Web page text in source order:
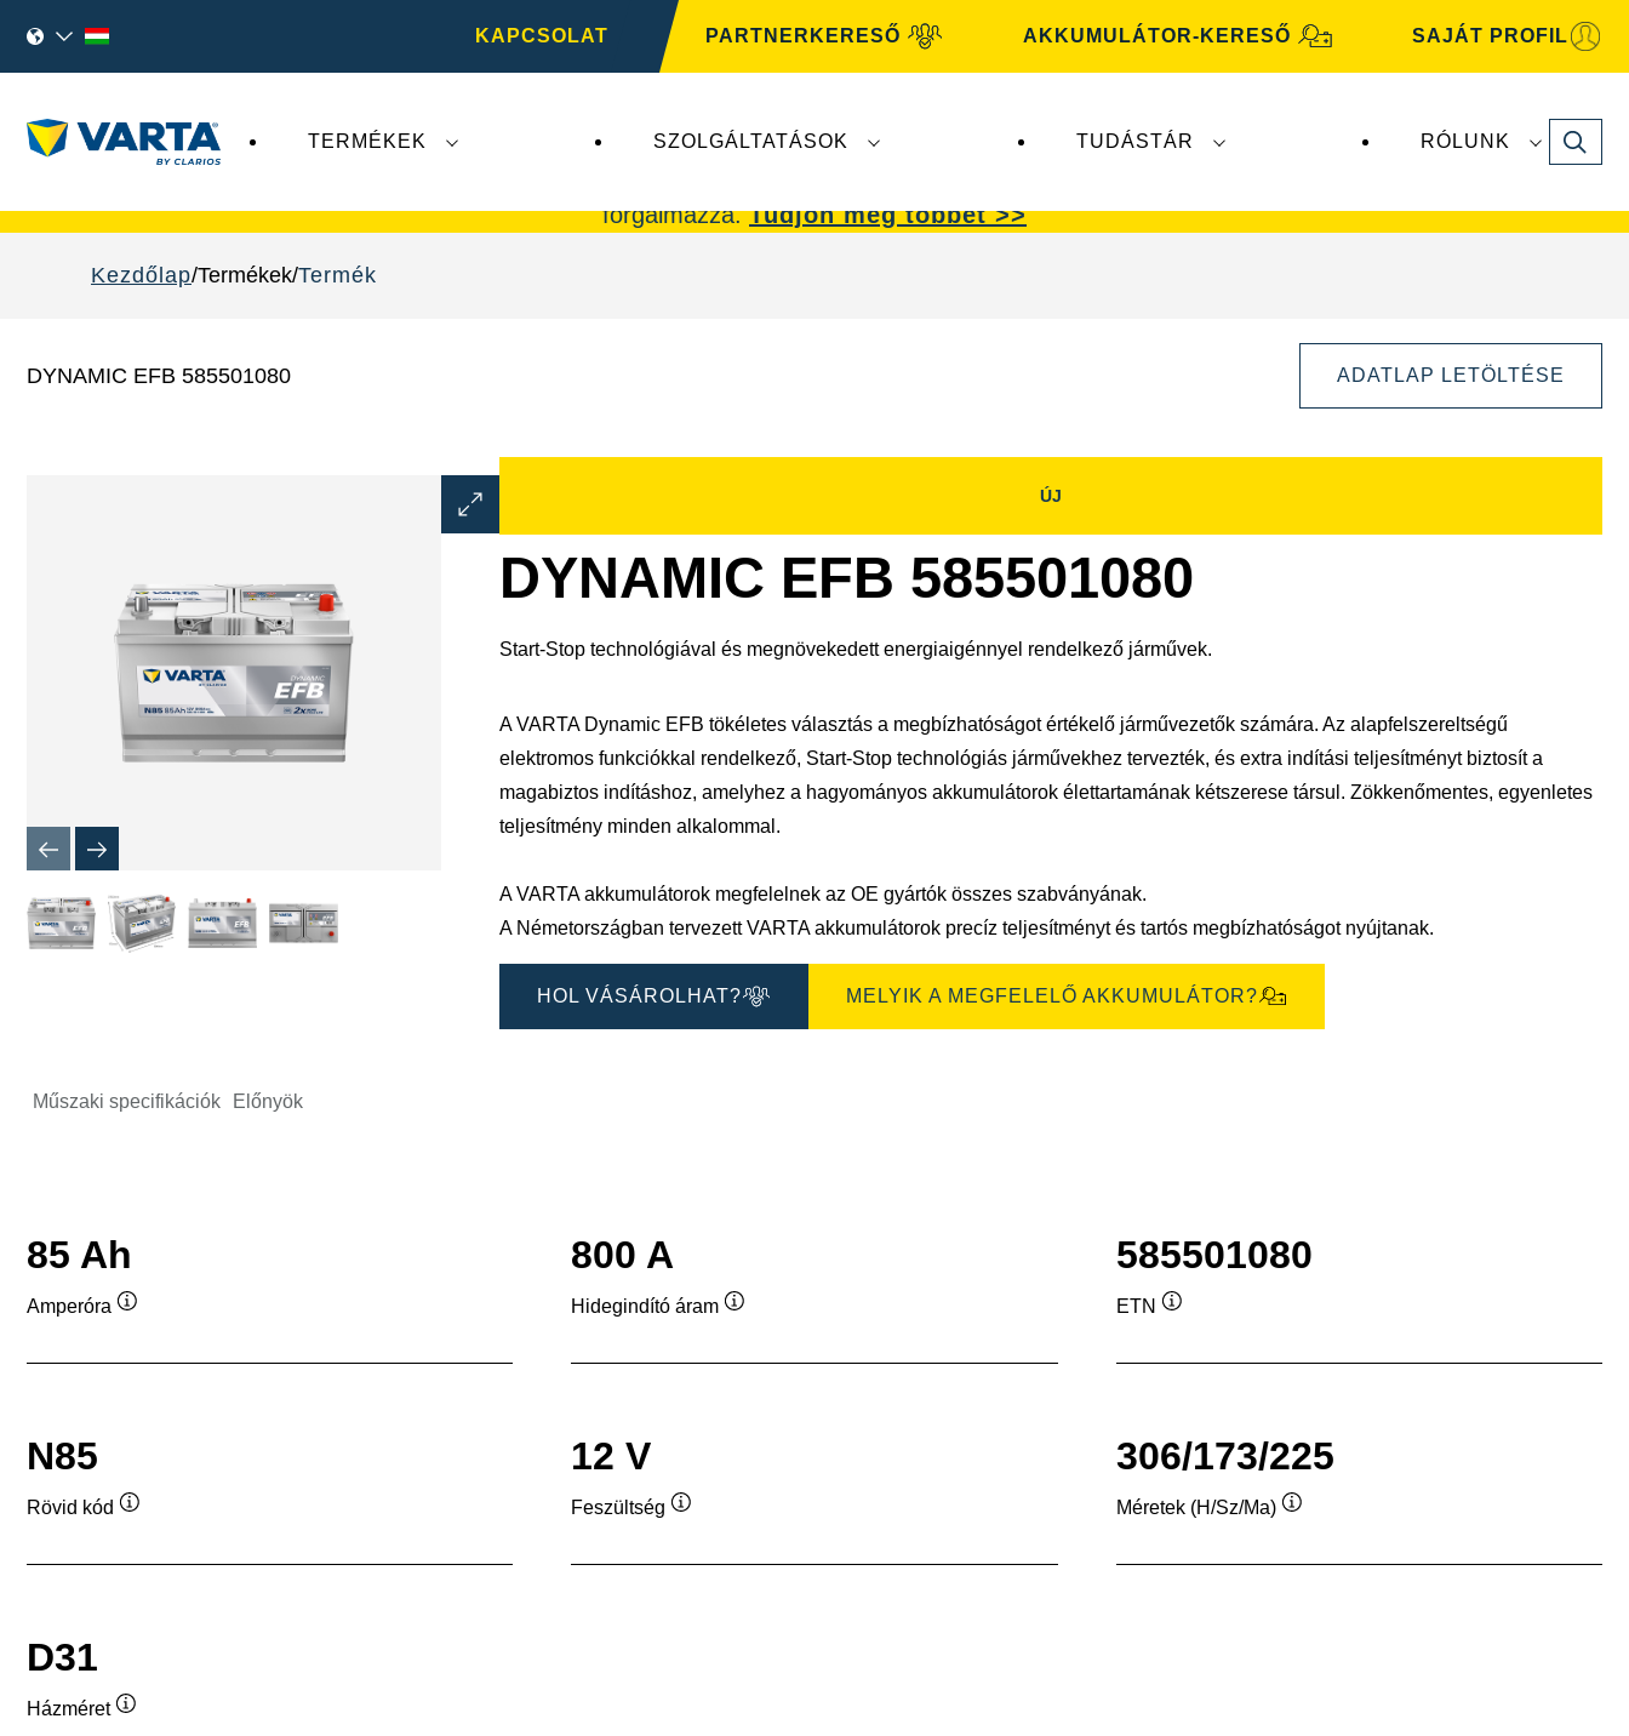
KAPCSOLAT PARTNERKERESŐ AKKUMULÁTOR-KERESŐ SAJÁT PROFIL
TERMÉKEK SZOLGÁLTATÁSOK TUDÁSTÁR RÓLUNK Search
forgalmazza.Tudjon meg többet >>
Kezdőlap Termékek Termék
DYNAMIC EFB 585501080 ADATLAP LETÖLTÉSE
Kép
párbeszédpanel
ÚJ
DYNAMIC EFB 585501080
Start-Stop technológiával és megnövekedett energiaigénnyel rendelkező járművek.
A VARTA Dynamic EFB tökéletes választás a megbízhatóságot értékelő járművezetők számára. Az alapfelszereltségű
elektromos funkciókkal rendelkező, Start-Stop technológiás járművekhez tervezték, és extra indítási teljesítményt biztosít a
magabiztos indításhoz, amelyhez a hagyományos akkumulátorok élettartamának kétszerese társul. Zökkenőmentes, egyenletes
teljesítmény minden alkalommal.
A VARTA akkumulátorok megfelelnek az OE gyártók összes szabványának.
A Németországban tervezett VARTA akkumulátorok precíz teljesítményt és tartós megbízhatóságot nyújtanak.
HOL VÁSÁROLHAT? MELYIK A MEGFELELŐ AKKUMULÁTOR?
Műszaki specifikációk Előnyök
85 Ah
Amperóra
800 A
Hidegindító áram
585501080
ETN
N85
Rövid kód
12 V
Feszültség
306/173/225
Méretek (H/Sz/Ma)
D31
Házméret